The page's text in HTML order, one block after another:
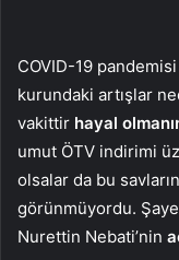
COVID-19
kurundaki artışlar
vakittir hayal
umut ÖTV indirimi
olsalar da bu
görünmüyordu.
Nurettin Nebati’nin